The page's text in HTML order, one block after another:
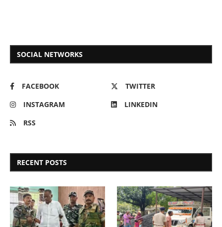
SOCIAL NETWORKS
FACEBOOK
TWITTER
INSTAGRAM
LINKEDIN
RSS
RECENT POSTS